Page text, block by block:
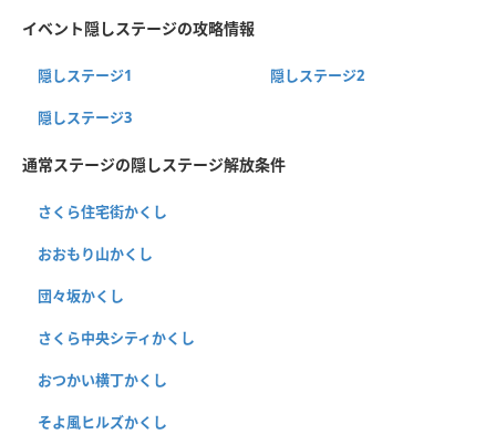
イベント隠しステージの攻略情報
隠しステージ1 隠しステージ2
隠しステージ3
通常ステージの隠しステージ解放条件
さくら住宅街かくし
おおもり山かくし
団々坂かくし
さくら中央シティかくし
おつかい横丁かくし
そよ風ヒルズかくし